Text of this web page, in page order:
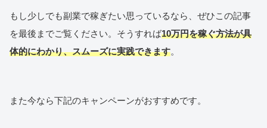
もし少しでも副業で稼ぎたい思っているなら、ぜひこの記事
を最後までご覧ください。そうすれば10万円を稼ぐ方法が具
体的にわかり、スムーズに実践できます。
また今なら下記のキャンペーンがおすすめです。